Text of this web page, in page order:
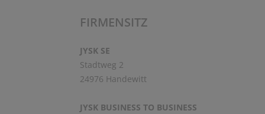
FIRMENSITZ
JYSK SE
Stadtweg 2
24976 Handewitt
JYSK BUSINESS TO BUSINESS